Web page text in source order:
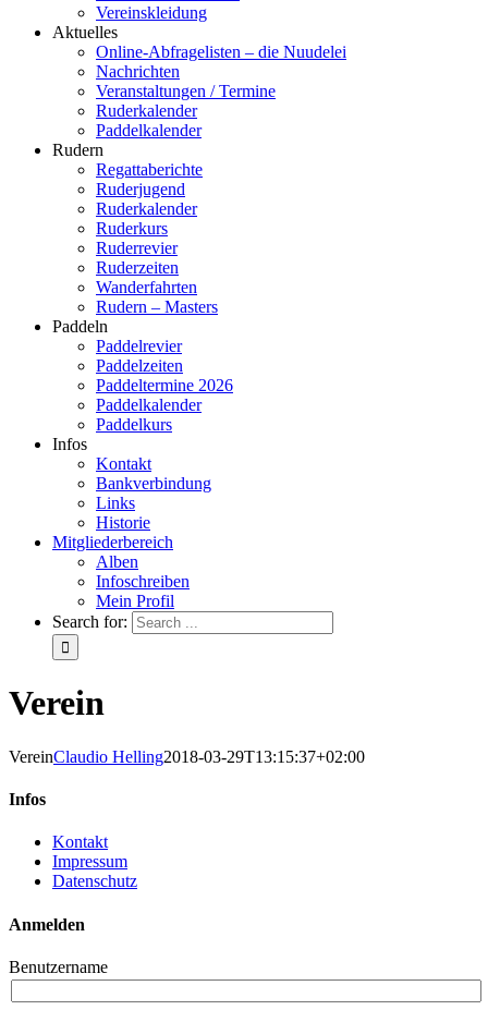
Vereinskleidung
Aktuelles
Online-Abfragelisten – die Nuudelei
Nachrichten
Veranstaltungen / Termine
Ruderkalender
Paddelkalender
Rudern
Regattaberichte
Ruderjugend
Ruderkalender
Ruderkurs
Ruderrevier
Ruderzeiten
Wanderfahrten
Rudern – Masters
Paddeln
Paddelrevier
Paddelzeiten
Paddeltermine 2026
Paddelkalender
Paddelkurs
Infos
Kontakt
Bankverbindung
Links
Historie
Mitgliederbereich
Alben
Infoschreiben
Mein Profil
Search for:
Verein
VereinClaudio Helling2018-03-29T13:15:37+02:00
Infos
Kontakt
Impressum
Datenschutz
Anmelden
Benutzername